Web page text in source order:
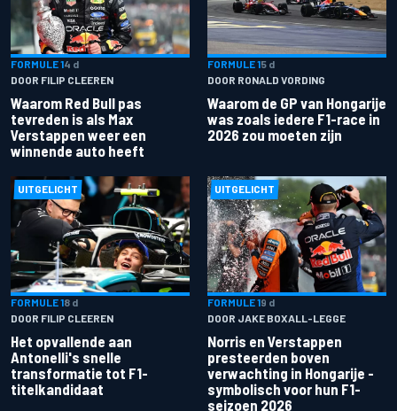
FORMULE 14 d
DOOR FILIP CLEEREN
Waarom Red Bull pas
tevreden is als Max
Verstappen weer een
winnende auto heeft
FORMULE 15 d
DOOR RONALD VORDING
Waarom de GP van Hongarije
was zoals iedere F1-race in
2026 zou moeten zijn
UITGELICHT
FORMULE 18 d
DOOR FILIP CLEEREN
Het opvallende aan
Antonelli's snelle
transformatie tot F1-
titelkandidaat
UITGELICHT
FORMULE 19 d
DOOR JAKE BOXALL-LEGGE
Norris en Verstappen
presteerden boven
verwachting in Hongarije -
symbolisch voor hun F1-
seizoen 2026